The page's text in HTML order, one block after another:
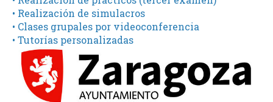
• Realización de simulacros
• Clases grupales por videoconferencia
• Tutorías personalizadas